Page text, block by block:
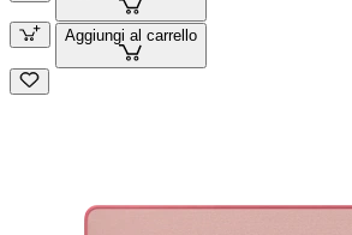
Aggiungi al carrello